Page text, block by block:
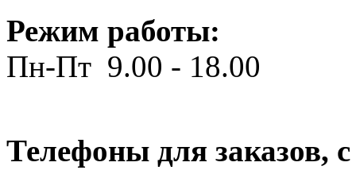
Режим работы:
Пн-Пт 9.00 - 18.00
Телефоны для заказов,